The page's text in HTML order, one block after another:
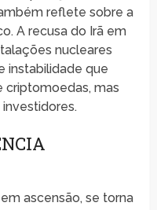
reflete sobre a
A recusa do Irã em
nucleares
instabilidade que
criptomoedas, mas
ascensão, se torna